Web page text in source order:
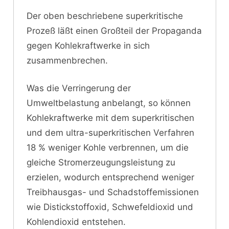
Der oben beschriebene superkritische
Prozeß läßt einen Großteil der Propaganda
gegen Kohlekraftwerke in sich
zusammenbrechen.
Was die Verringerung der
Umweltbelastung anbelangt, so können
Kohlekraftwerke mit dem superkritischen
und dem ultra-superkritischen Verfahren
18 % weniger Kohle verbrennen, um die
gleiche Stromerzeugungsleistung zu
erzielen, wodurch entsprechend weniger
Treibhausgas- und Schadstoffemissionen
wie Distickstoffoxid, Schwefeldioxid und
Kohlendioxid entstehen.